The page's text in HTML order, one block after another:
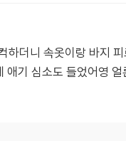
하더니 속옷이랑 바지
기 심소도 들었어영